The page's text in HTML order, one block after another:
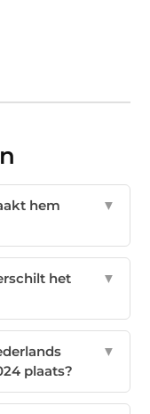
hem
▼
het
▼
plaats?
▼